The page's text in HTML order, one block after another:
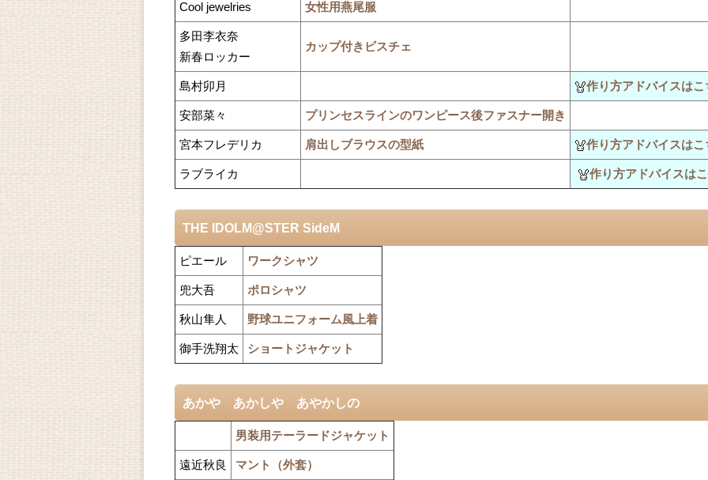
Cool jewelries 女性用燕尾服
多田李衣奈
新春ロッカー
カップ付きビスチェ
島村卯月 作り方アドバイスはこ
安部菜々 プリンセスラインのワンピース後ファスナー開き
宮本フレデリカ 肩出しブラウスの型紙 作り方アドバイスはこ
ラブライカ 作り方アドバイスは
THE IDOLM@STER SideM
ピエール ワークシャツ
兜大吾 ポロシャツ
秋山隼人 野球ユニフォーム風上着
御手洗翔太 ショートジャケット
あかや あかしや あやかしの
男装用テーラードジャケット
遠近秋良 マント（外套）